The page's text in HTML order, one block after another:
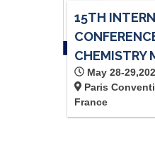
15TH
CHEMISTRY
May 28-
Paris
France